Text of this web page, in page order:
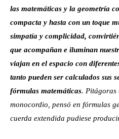
las matemáticas y la geometría
compacta y hasta con un toque
simpatía y complicidad,
que acompañan e iluminan
viajan en el espacio con
tanto pueden ser calculados sus
fórmulas matemáticas. Pitágoras
monocordio, pensó en fórmulas
cuerda extendida pudiese